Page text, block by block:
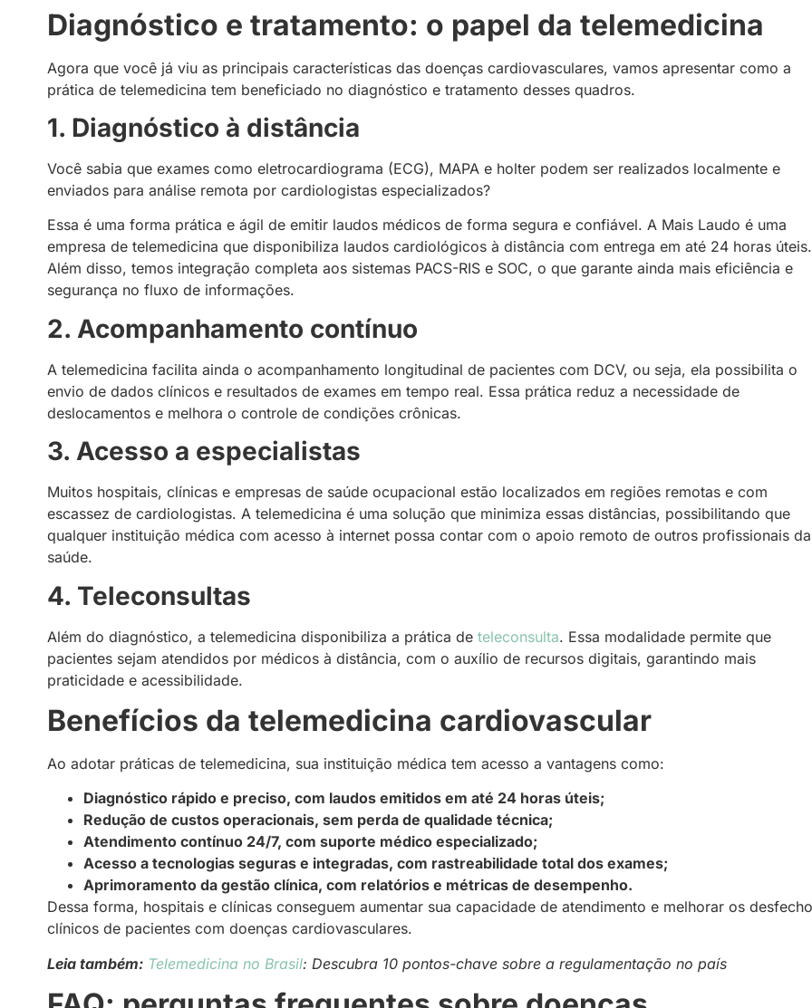
Diagnóstico e tratamento: o papel da telemedicina
Agora que você já viu as principais características das doenças cardiovasculares, vamos apresentar como a
prática de telemedicina tem beneficiado no diagnóstico e tratamento desses quadros.
1. Diagnóstico à distância
Você sabia que exames como eletrocardiograma (ECG), MAPA e holter podem ser realizados localmente e
enviados para análise remota por cardiologistas especializados?
Essa é uma forma prática e ágil de emitir laudos médicos de forma segura e confiável. A Mais Laudo é uma
empresa de telemedicina que disponibiliza laudos cardiológicos à distância com entrega em até 24 horas úteis.
Além disso, temos integração completa aos sistemas PACS-RIS e SOC, o que garante ainda mais eficiência e
segurança no fluxo de informações.
2. Acompanhamento contínuo
A telemedicina facilita ainda o acompanhamento longitudinal de pacientes com DCV, ou seja, ela possibilita o
envio de dados clínicos e resultados de exames em tempo real. Essa prática reduz a necessidade de
deslocamentos e melhora o controle de condições crônicas.
3. Acesso a especialistas
Muitos hospitais, clínicas e empresas de saúde ocupacional estão localizados em regiões remotas e com
escassez de cardiologistas. A telemedicina é uma solução que minimiza essas distâncias, possibilitando que
qualquer instituição médica com acesso à internet possa contar com o apoio remoto de outros profissionais da
saúde.
4. Teleconsultas
Além do diagnóstico, a telemedicina disponibiliza a prática de teleconsulta. Essa modalidade permite que
pacientes sejam atendidos por médicos à distância, com o auxílio de recursos digitais, garantindo mais
praticidade e acessibilidade.
Benefícios da telemedicina cardiovascular
Ao adotar práticas de telemedicina, sua instituição médica tem acesso a vantagens como:
Diagnóstico rápido e preciso, com laudos emitidos em até 24 horas úteis;
Redução de custos operacionais, sem perda de qualidade técnica;
Atendimento contínuo 24/7, com suporte médico especializado;
Acesso a tecnologias seguras e integradas, com rastreabilidade total dos exames;
Aprimoramento da gestão clínica, com relatórios e métricas de desempenho.
Dessa forma, hospitais e clínicas conseguem aumentar sua capacidade de atendimento e melhorar os
clínicos de pacientes com doenças cardiovasculares.
Leia também: Telemedicina no Brasil: Descubra 10 pontos-chave sobre a regulamentação no país